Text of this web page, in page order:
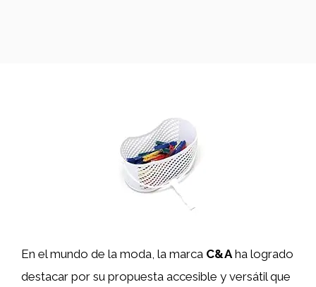
En el mundo de la moda, la marca C&Aha logrado
destacar por su propuesta accesible y versátil que